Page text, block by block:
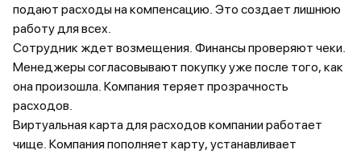
подают расходы на компенсацию. Это создает лишнюю
работу для всех.
Сотрудник ждет возмещения. Финансы проверяют чеки.
Менеджеры согласовывают покупку уже после того, как
она произошла. Компания теряет прозрачность
расходов.
Виртуальная карта для расходов компании работает
чище. Компания пополняет карту, устанавливает